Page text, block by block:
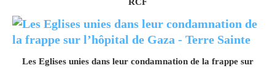
Les Eglises unies dans leur condamnation de la frappe sur